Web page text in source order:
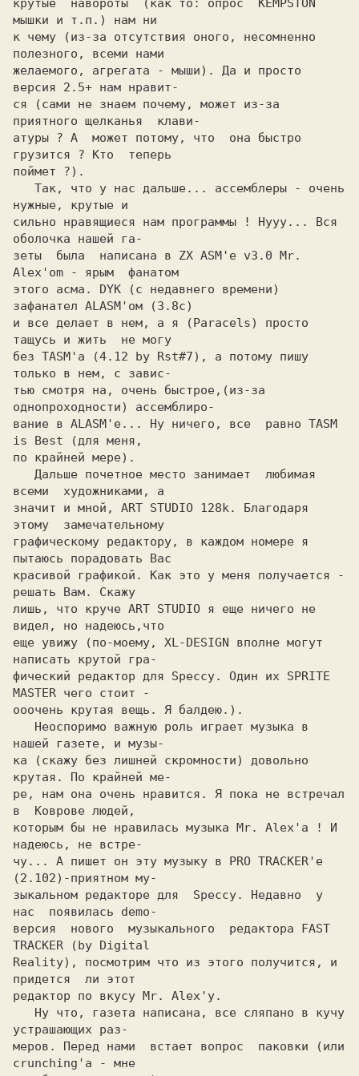
крутые  навороты  (как то: опрос  KEMPSTON
мышки и т.п.) нам ни
к чему (из-за отсутствия оного, несомненно
полезного, всеми нами
желаемого, агрегата - мыши). Да и просто
версия 2.5+ нам нравит-
ся (сами не знаем почему, может из-за
приятного щелканья  клави-
атуры ? А  может потому, что  она быстро
грузится ? Кто  теперь
поймет ?).
нужные, крутые и
сильно нравящиеся нам программы ! Нууу... Вся
оболочка нашей га-
зеты  была  написана в ZX ASM'е v3.0 Mr.
Alex'om - ярым  фанатом
этого асма. DYK (с недавнего времени)
зафанател ALASM'ом (3.8c)
и все делает в нем, а я (Paracels) просто
тащусь и жить  не могу
без TASM'a (4.12 by Rst#7), а потому пишу
только в нем, с завис-
тью смотря на, очень быстрое,(из-за
однопроходности) ассемблиро-
вание в ALASM'е... Ну ничего, все  равно TASM
is Best (для меня,
по крайней мере).
всеми  художниками, а
значит и мной, ART STUDIO 128k. Благодаря
этому  замечательному
графическому редактору, в каждом номере я
пытаюсь порадовать Вас
красивой графикой. Как это у меня получается -
решать Вам. Скажу
лишь, что круче ART STUDIO я еще ничего не
видел, но надеюсь,что
еще увижу (по-моему, XL-DESIGN вполне могут
написать крутой гра-
фический редактор для Speccy. Один их SPRITE
MASTER чего стоит -
ооочень крутая вещь. Я балдею.).
нашей газете, и музы-
ка (скажу без лишней скромности) довольно
крутая. По крайней ме-
ре, нам она очень нравится. Я пока не встречал
в  Коврове людей,
которым бы не нравилась музыка Mr. Alex'а ! И
надеюсь, не встре-
чу... А пишет он эту музыку в PRO TRACKER'e
(2.102)-приятном му-
зыкальном редакторе для  Speccy. Недавно  у
нас  появилась demo-
версия  нового  музыкального  редактора FAST
TRACKER (by Digital
Reality), посмотрим что из этого получится, и
придется  ли этот
редактор по вкусу Mr. Alex'у.
устрашающих раз-
меров. Перед нами  встает вопрос  паковки (или
crunching'a - мне